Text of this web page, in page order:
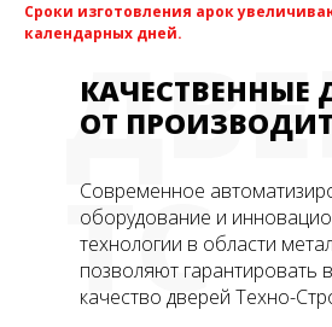
Сроки изготовления арок
календарных дней.
ТС
КАЧЕСТВЕННЫЕ
ОТ
Современное
оборудование и
технологии в области
позволяют гарантировать
качество дверей Техно-